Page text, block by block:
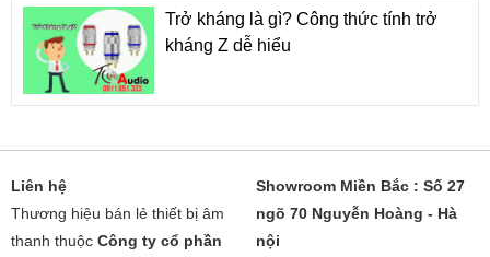
Trở kháng là gì? Công thức tính trở
kháng Z dễ hiểu
Liên hệ
Thương hiệu bán lẻ thiết bị âm
thanh thuộc Công ty cổ phần
Showroom Miền Bắc : Số 27
ngõ 70 Nguyễn Hoàng - Hà
nội